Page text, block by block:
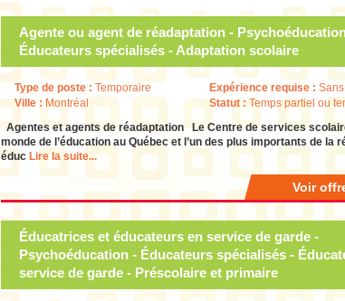
Agente ou agent de réadaptation -
Éducateurs spécialisés - Adaptation scolaire
Type de poste : Temporaire
Ville : Montréal
Expérience requise : Sans
Statut :Temps partiel ou
Agentes et agents de réadaptation Le Centre de services
monde de l’éducation au Québec et l’un des plus importants de
éduc Lire la suite...
Voir
Éducatrices et éducateurs en service de garde -
Psychoéducation - Éducateurs spécialisés -
service de garde - Préscolaire et primaire